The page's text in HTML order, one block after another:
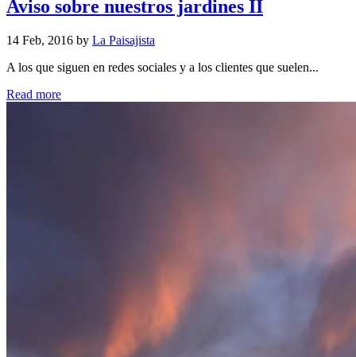
Aviso sobre nuestros jardines II
14 Feb, 2016 by La Paisajista
A los que siguen en redes sociales y a los clientes que suelen...
Read more